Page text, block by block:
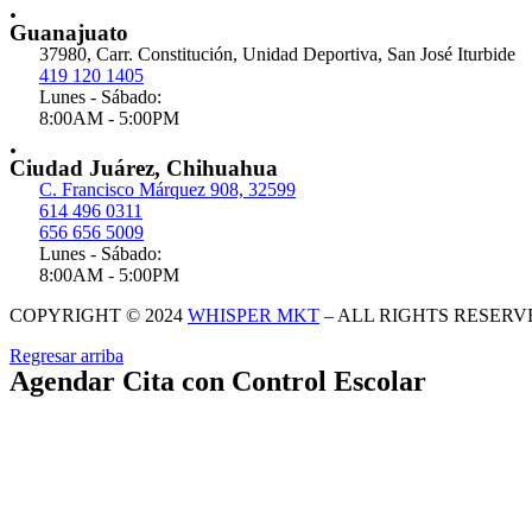
.
Guanajuato
37980, Carr. Constitución, Unidad Deportiva, San José Iturbide
419 120 1405
Lunes - Sábado:
8:00AM - 5:00PM
.
Ciudad Juárez, Chihuahua
C. Francisco Márquez 908, 32599
614 496 0311
656 656 5009
Lunes - Sábado:
8:00AM - 5:00PM
COPYRIGHT © 2024 WHISPER MKT – ALL RIGHTS
Regresar arriba
Agendar Cita con Control Escolar